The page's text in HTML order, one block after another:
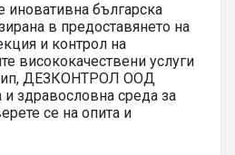
българска
в предоставянето на
и контрол на
висококачествени услуги
ДЕЗКОНТРОЛ ООД
и здравословна среда за
се на опита и